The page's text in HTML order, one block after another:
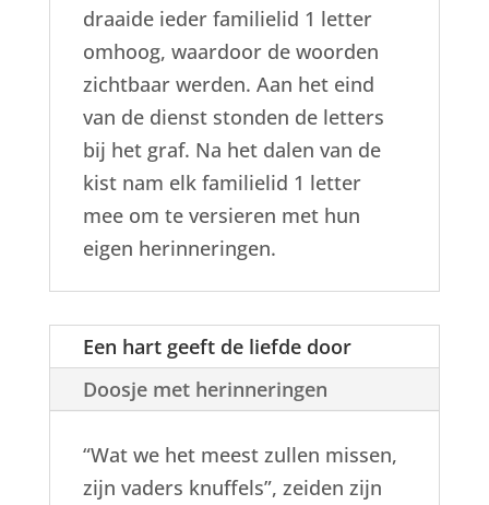
draaide ieder familielid 1 letter
omhoog, waardoor de woorden
zichtbaar werden. Aan het eind
van de dienst stonden de letters
bij het graf. Na het dalen van de
kist nam elk familielid 1 letter
mee om te versieren met hun
eigen herinneringen.
Een hart geeft de liefde door
Doosje met herinneringen
“Wat we het meest zullen missen,
zijn vaders knuffels”, zeiden zijn